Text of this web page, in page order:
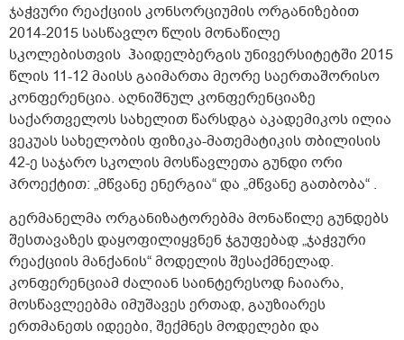
ჯაჭვური რეაქციის კონსორციუმის ორგანიზებით
2014-2015 სასწავლო წლის მონაწილე
სკოლებისთვის ჰაიდელბერგის უნივერსიტეტში 2015
წლის 11-12 მაისს გაიმართა მეორე საერთაშორისო
კონფერენცია. აღნიშნულ კონფერენციაზე
საქართველოს სახელით წარსდგა აკადემიკოს ილია
ვეკუას სახელობის ფიზიკა-მათემატიკის თბილისის
42-ე საჯარო სკოლის მოსწავლეთა გუნდი ორი
პროექტით: „მწვანე ენერგია“ და „მწვანე გათბობა“ .
გერმანელმა ორგანიზატორებმა მონაწილე გუნდებს
შესთავაზეს დაყოფილიყვნენ ჯგუფებად „ჯაჭვური
რეაქციის მანქანის“ მოდელის შესაქმნელად.
კონფერენციამ ძალიან საინტერესოდ ჩაიარა,
მოსწავლეებმა იმუშავეს ერთად, გაუზიარეს
ერთმანეთს იდეები, შექმნეს მოდელები და